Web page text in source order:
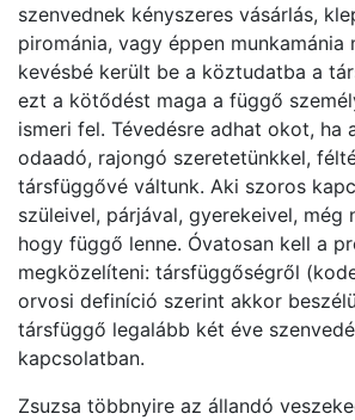
szenvednek kényszeres vásárlás,
pirománia, vagy éppen munkamánia
kevésbé került be a köztudatba a
ezt a kötődést maga a függő
ismeri fel. Tévedésre adhat okot, ha
odaadó, rajongó szeretetünkkel,
társfüggővé váltunk. Aki szoros
szüleivel, párjával, gyerekeivel, még
hogy függő lenne. Óvatosan kell a
megközelíteni: társfüggőségről
orvosi definíció szerint akkor
társfüggő legalább két éve
kapcsolatban.
Zsuzsa többnyire az állandó